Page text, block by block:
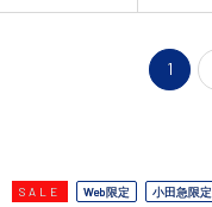
1
SALE Web限定 小田急限定